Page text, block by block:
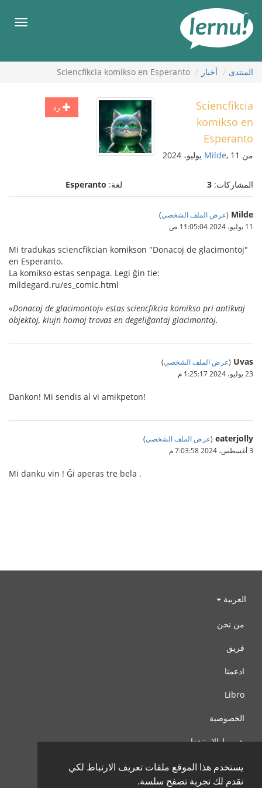
يستخدم هذا الموقع ملفات تعريف الارتباط لكي
نقدم لك تجربة تصفح سلسة.
المحتويات
قائمة
المنتدى أخبار Sciencfikcia komikso en Esperanto
رد
Sciencfikcia
komikso en
Esperanto
من Milde, 11 يوليو، 2024
المشاركات: 3 لغة: Esperanto
Milde
(عرض الملف الشخصي)
11 يوليو، 2024 11:05:04 ص
Mi tradukas sciencfikcian komikson "Donacoj de glacimontoj"
en Esperanto.
La komikso estas senpaga. Legi ĝin tie:
mildegard.ru/es_comic.html
«Donacoj de glacimontoj» estas sciencfikcia komikso pri antikvaj
objektoj, kiujn homoj trovas en degeliĝantaj glacimontoj.
Uvas
(عرض الملف الشخصي)
23 يوليو، 2024 1:25:17 م
Dankon! Mi sendis al vi amikpeton!
eaterjolly
(عرض الملف الشخصي)
3 أغسطس، 2024 7:03:58 م
Mi danku vin ! Ĝi aperas tre bela .
العربية
من نحن
فريق
ادعمنا
Libro
الخصوصية
شروط الإستخدام
اتصل بنا